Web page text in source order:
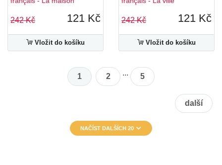
242 Kč 121 Kč
Vložit do košíku
242 Kč 121 Kč
Vložit do košíku
1 2 ... 5
další
NAČÍST DALŠÍCH 20